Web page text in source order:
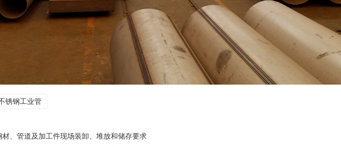
锈钢工业管
材、管道及加工件现场装卸、堆放和储存要求